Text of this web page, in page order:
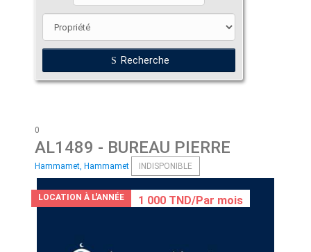
Recherche
0
AL1489 - BUREAU PIERRE
Hammamet, Hammamet INDISPONIBLE
LOCATION À L'ANNÉE 1 000 TND/Par mois